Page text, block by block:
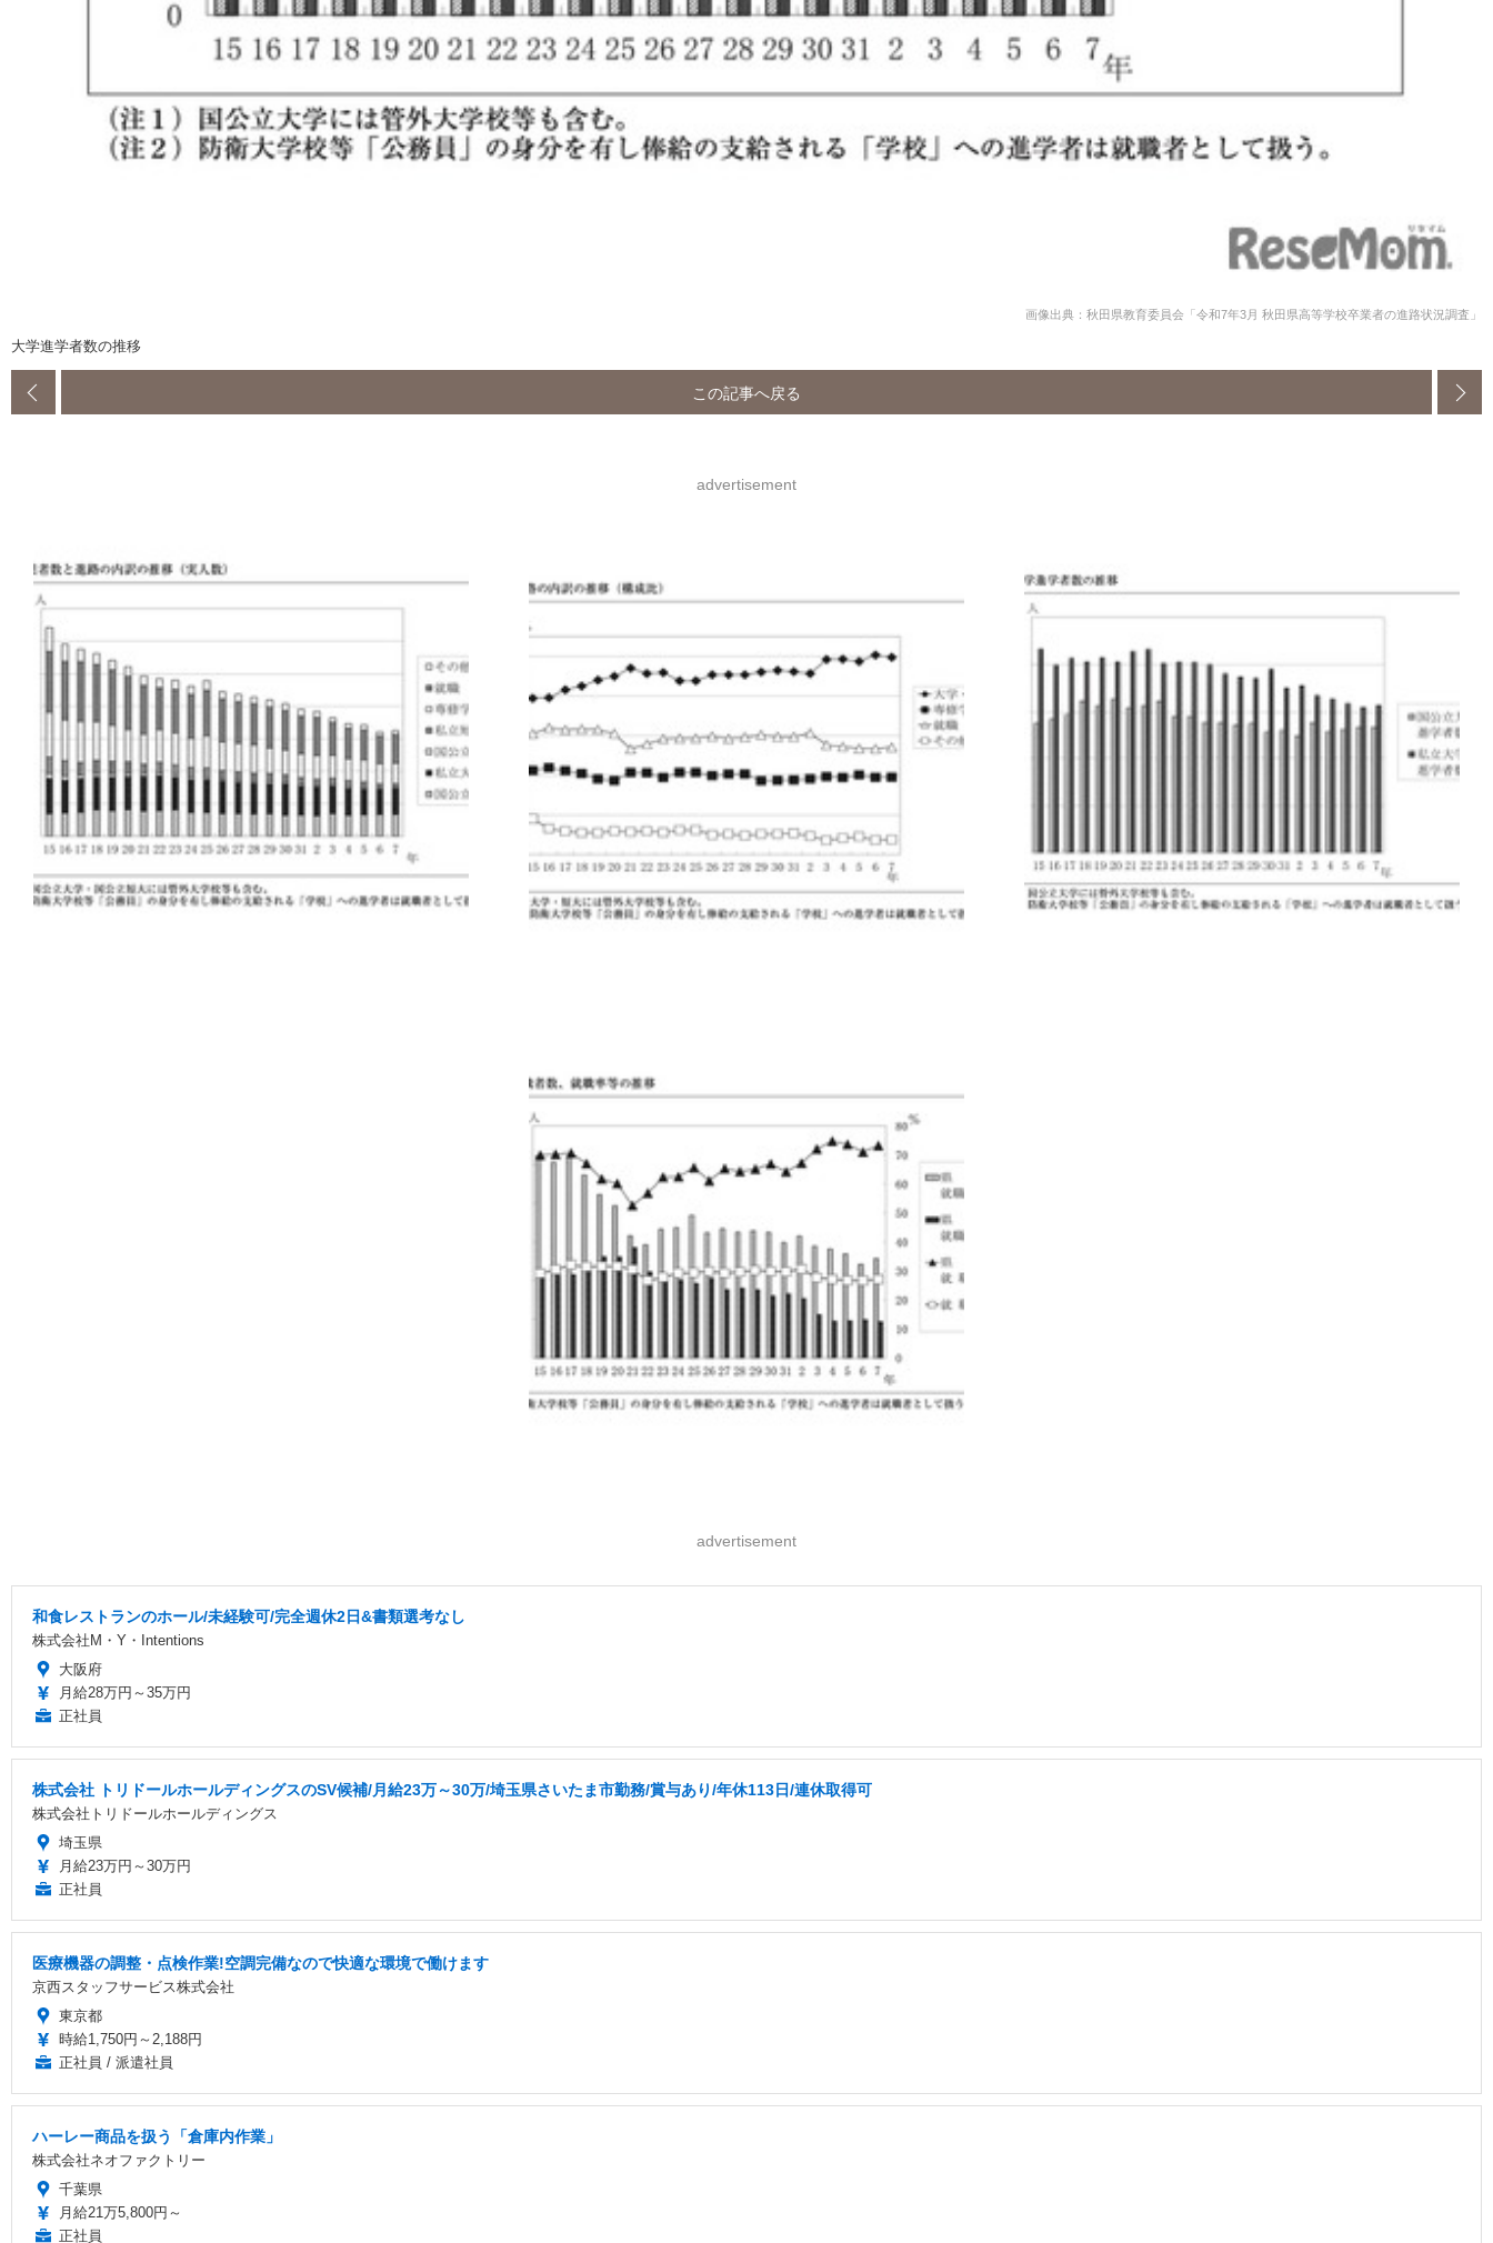
画像出典：秋田県教育委員会「令和7年3月 秋田県高等学校卒業者の進路状況調査」
大学進学者数の推移
この記事へ戻る
advertisement
advertisement
和食レストランのホール/未経験可/完全週休2日&書類選考なし
株式会社M・Y・Intentions
大阪府
月給28万円～35万円
正社員
株式会社 トリドールホールディングスのSV候補/月給23万～30万/埼玉県さいたま市勤務/賞与あり/年休113日/連休取得可
株式会社トリドールホールディングス
埼玉県
月給23万円～30万円
正社員
医療機器の調整・点検作業!空調完備なので快適な環境で働けます
京西スタッフサービス株式会社
東京都
時給1,750円～2,188円
正社員 / 派遣社員
ハーレー商品を扱う「倉庫内作業」
株式会社ネオファクトリー
千葉県
月給21万5,800円～
正社員